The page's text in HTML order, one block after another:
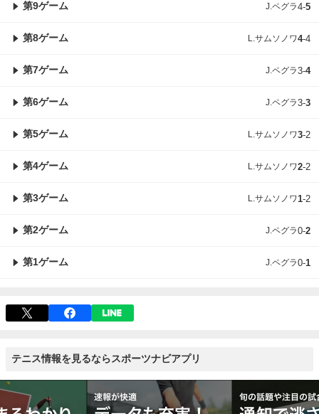
第9ゲーム J.ペグラ4-5
第8ゲーム L.サムソノワ4-4
第7ゲーム J.ペグラ3-4
第6ゲーム J.ペグラ3-3
第5ゲーム L.サムソノワ3-2
第4ゲーム L.サムソノワ2-2
第3ゲーム L.サムソノワ1-2
第2ゲーム J.ペグラ0-2
第1ゲーム J.ペグラ0-1
テニス情報を見るならスポーツナビアプリ